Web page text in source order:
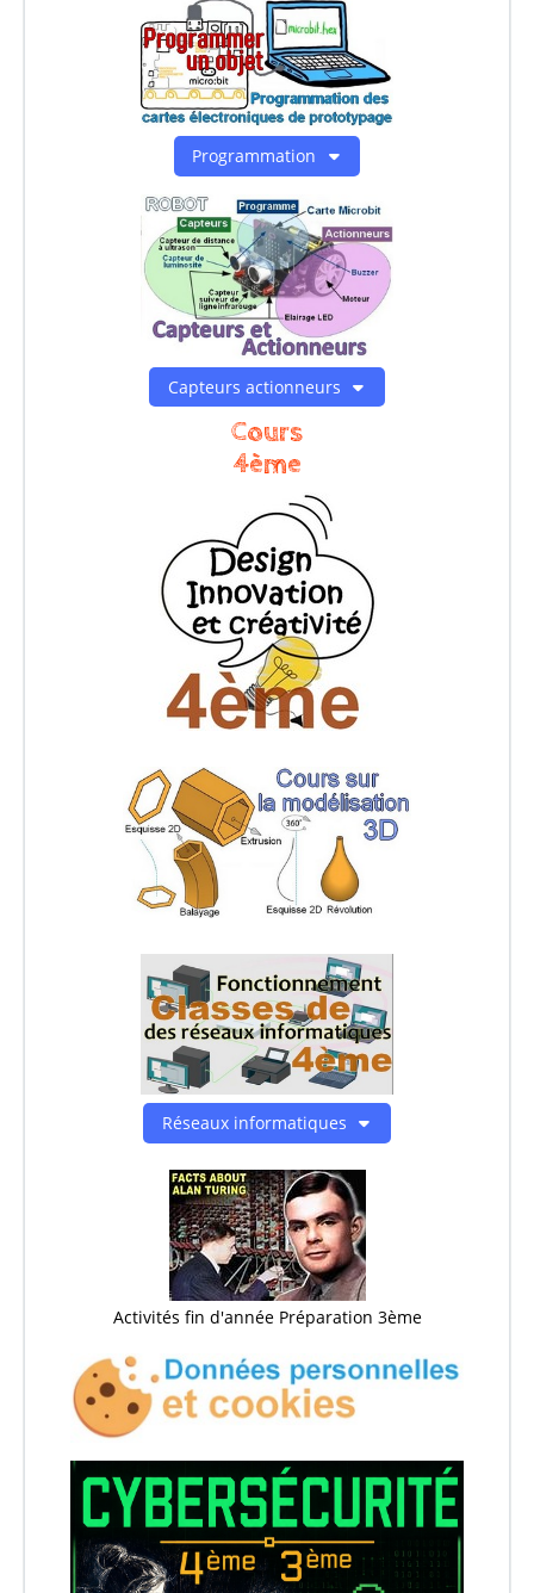
Programmation
Capteurs actionneurs
Cours
4ème
Réseaux informatiques
Activités fin d'année Préparation 3ème